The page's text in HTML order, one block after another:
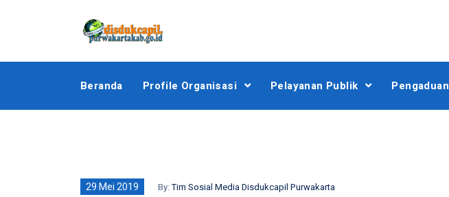
Beranda Profile Organisasi Pelayanan Publik Pengaduan
29 Mei 2019 By:Tim Sosial Media Disdukcapil Purwakarta